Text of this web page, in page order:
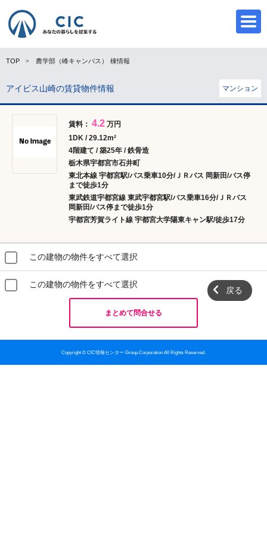
TOP 農学部（峰キャンパス） 棟情報
アイビス山崎の賃貸物件情報 マンション
賃料： 4.2 万円
1DK / 29.12m²
4階建て / 築25年 / 鉄骨造
栃木県宇都宮市石井町
東北本線 宇都宮駅/バス乗車10分/ＪＲバス 岡新田/バス停
まで徒歩1分
東武鉄道宇都宮線 東武宇都宮駅/バス乗車16分/ＪＲバス
岡新田/バス停まで徒歩1分
宇都宮芳賀ライト線 宇都宮大学陽東キャン駅/徒歩17分
この建物の物件をすべて選択
この建物の物件をすべて選択
戻る
まとめて問合せる
Copyright © CIC情報センター Group.Corporation All Rights Reserved.